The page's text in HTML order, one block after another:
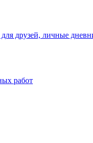
друзей, личные
работ